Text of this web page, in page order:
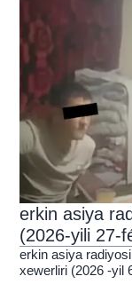
erkin asiya
(2026-yili 27-
erkin asiya
xewerliri (2026 -yil